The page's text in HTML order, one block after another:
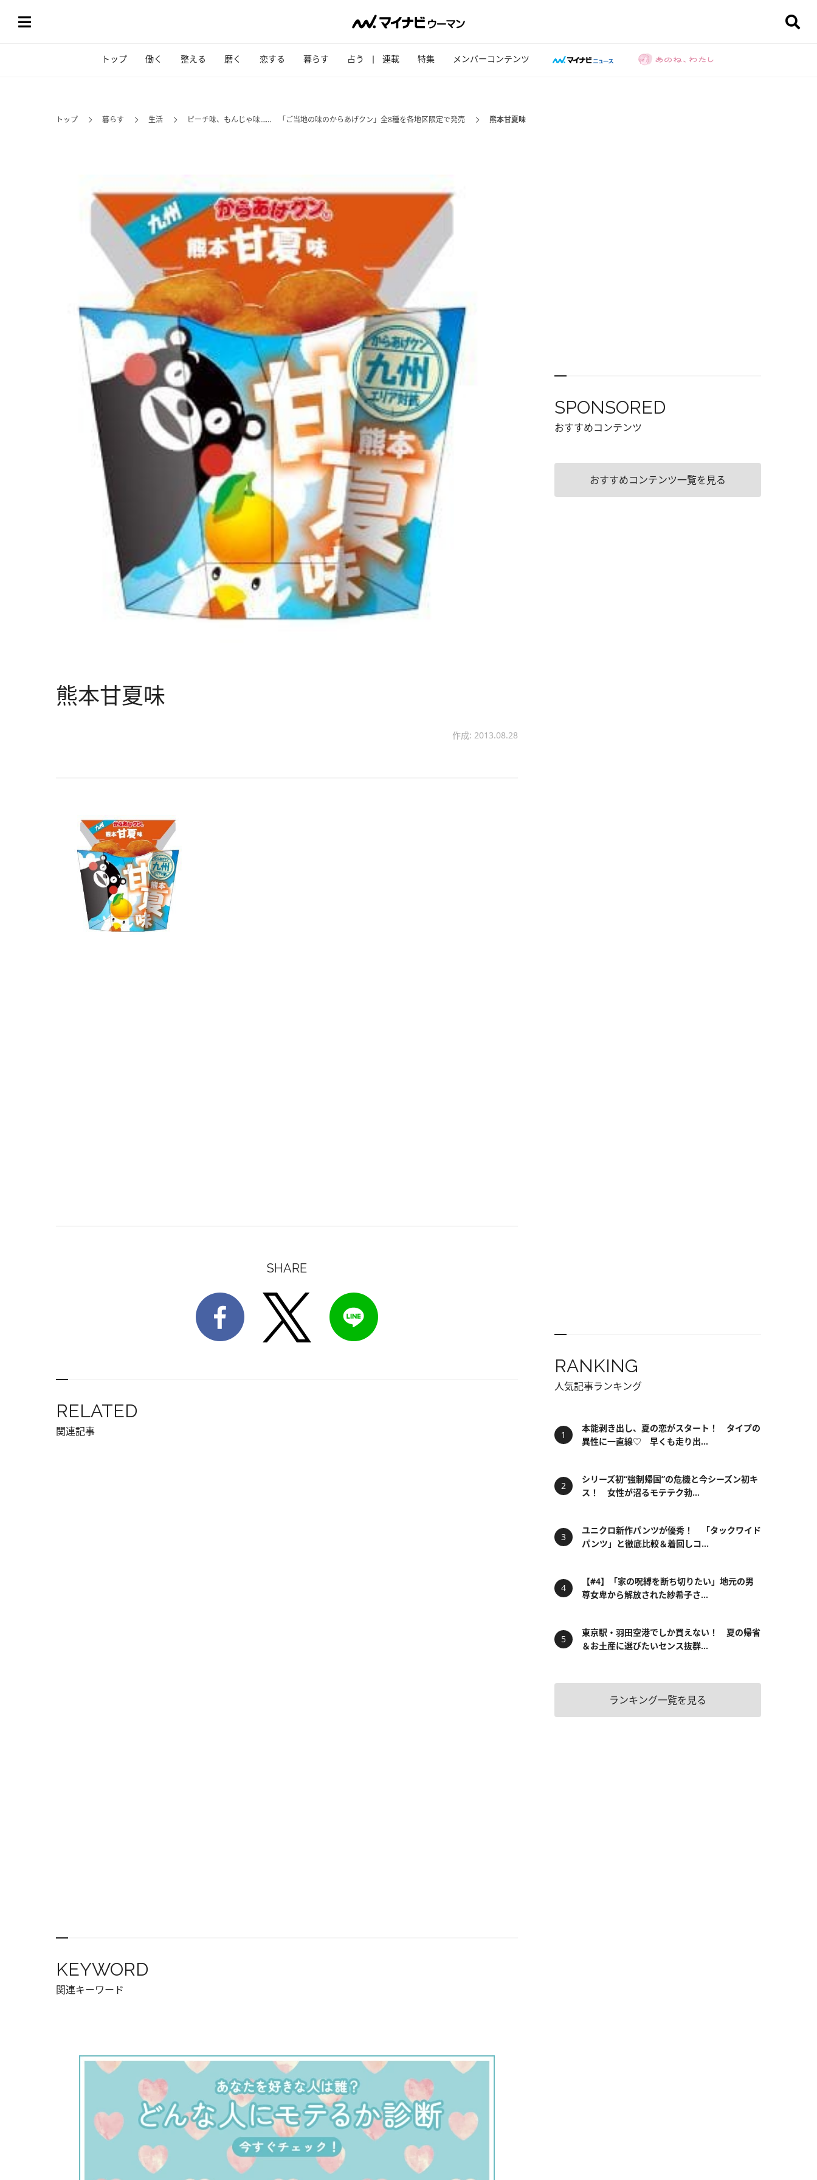
トップ 働く 整える 磨く 恋する 暮らす 占う 連載 特集 メンバーコンテンツ
トップ 暮らす 生活 ピーチ味、もんじゃ味…… 「ご当地の味のからあげクン」全8種を各地区限定で発売 熊本甘夏味
熊本甘夏味
作成: 2013.08.28
SHARE
RELATED
関連記事
KEYWORD
関連キーワード
SPONSORED
おすすめコンテンツ
おすすめコンテンツ一覧を見る
RANKING
人気記事ランキング
本能剥き出し、夏の恋がスタート！ タイプの
異性に一直線♡ 早くも走り出...
シリーズ初“強制帰国”の危機と今シーズン初キ
ス！ 女性が沼るモテテク勃...
ユニクロ新作パンツが優秀！ 「タックワイド
パンツ」と徹底比較＆着回しコ...
【#4】「家の呪縛を断ち切りたい」地元の男
尊女卑から解放された紗希子さ...
東京駅・羽田空港でしか買えない！ 夏の帰省
＆お土産に選びたいセンス抜群...
ランキング一覧を見る